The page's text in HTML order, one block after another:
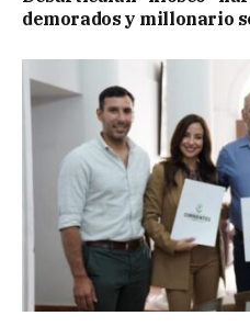
demorados y millonario